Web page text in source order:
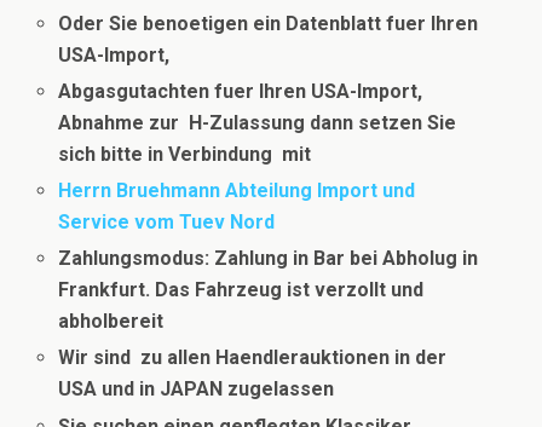
Oder Sie benoetigen ein Datenblatt fuer Ihren
USA-Import,
Abgasgutachten fuer Ihren USA-Import,
Abnahme zur H-Zulassung dann setzen Sie
sich bitte in Verbindung mit
Herrn Bruehmann Abteilung Import und
Service vom Tuev Nord
Zahlungsmodus: Zahlung in Bar bei Abholug in
Frankfurt. Das Fahrzeug ist verzollt und
abholbereit
Wir sind zu allen Haendlerauktionen in der
USA und in JAPAN zugelassen